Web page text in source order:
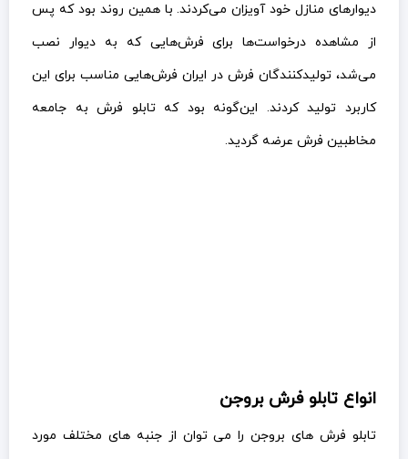
دیوارهای منازل خود آویزان می‌کردند. با همین روند بود که پس
از مشاهده درخواست‌ها برای فرش‌هایی که به دیوار نصب
می‌شد، تولیدکنندگان فرش در ایران فرش‌هایی مناسب برای این
کاربرد تولید کردند. این‌گونه بود که تابلو فرش به جامعه
مخاطبین فرش عرضه گردید.
انواع تابلو فرش بروجن
تابلو فرش های بروجن را می توان از جنبه های مختلف مورد